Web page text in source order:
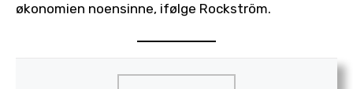
økonomien noensinne, ifølge Rockström.